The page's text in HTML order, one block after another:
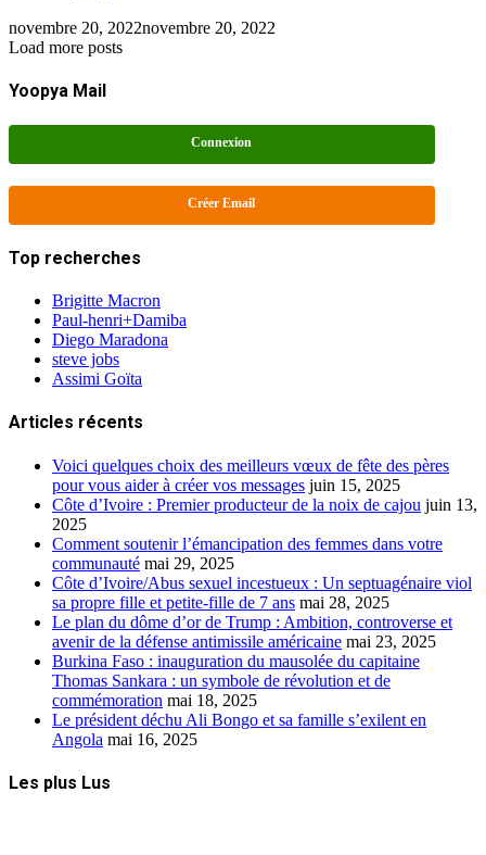
novembre 20, 2022novembre 20, 2022
Load more posts
Yoopya Mail
Connexion
Créer Email
Top recherches
Brigitte Macron
Paul-henri+Damiba
Diego Maradona
steve jobs
Assimi Goïta
Articles récents
Voici quelques choix des meilleurs vœux de fête des pères
pour vous aider à créer vos messages juin 15, 2025
Côte d’Ivoire : Premier producteur de la noix de cajou juin 13,
2025
Comment soutenir l’émancipation des femmes dans votre
communauté mai 29, 2025
Côte d’Ivoire/Abus sexuel incestueux : Un septuagénaire viol
sa propre fille et petite-fille de 7 ans mai 28, 2025
Le plan du dôme d’or de Trump : Ambition, controverse et
avenir de la défense antimissile américaine mai 23, 2025
Burkina Faso : inauguration du mausolée du capitaine
Thomas Sankara : un symbole de révolution et de
commémoration mai 18, 2025
Le président déchu Ali Bongo et sa famille s’exilent en
Angola mai 16, 2025
Les plus Lus